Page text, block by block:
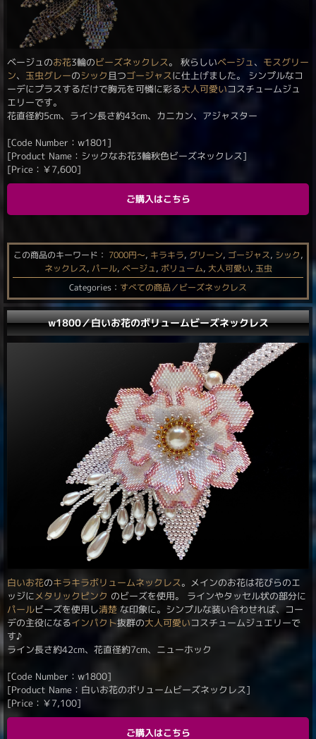
ベージュのお花3輪のビーズネックレス。 秋らしいベージュ 、 モスグリー
ン、 玉虫グレーのシック 且つゴージャスに仕上げました。 シンプルなコ
ーデにプラスするだけで胸元を可憐に彩る大人可愛いコスチュームジュ
エリーです。
花直径約5cm、ライン長さ約43cm、カニカン、アジャスター
[Code Number：w1801]
[Product Name：シックなお花3輪秋色ビーズネックレス]
[Price： ￥7,600]
ご購入はこちら
この商品のキーワード： 7000円〜, キラキラ, グリーン, ゴージャス, シック,
ネックレス, パール, ベージュ, ボリューム, 大人可愛い, 玉虫
Categories： すべての商品／ビーズネックレス
w1800／白いお花のボリュームビーズネックレス
白いお花のキラキラボリュームネックレス。メインのお花は花びらのエ
ッジに メタリックピンク のビーズを使用。 ラインやタッセル状の部分に
パールビーズを使用し清楚 な印象に。シンプルな装い合わせれば、コー
デの主役になるインパクト抜群の大人可愛いコスチュームジュエリーで
す♪
ライン長さ約42cm、花直径約7cm、ニューホック
[Code Number：w1800]
[Product Name：白いお花のボリュームビーズネックレス]
[Price： ￥7,100]
ご購入はこちら